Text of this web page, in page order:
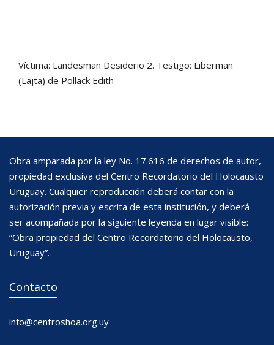
Víctima: Landesman Desiderio 2. Testigo: Liberman
(Lajta) de Pollack Edith
Obra amparada por la ley No. 17.616 de derechos de autor,
propiedad exclusiva del Centro Recordatorio del Holocausto
Uruguay. Cualquier reproducción deberá contar con la
autorización previa y escrita de esta institución, y deberá
ser acompañada por la siguiente leyenda en lugar visible:
“Obra propiedad del Centro Recordatorio del Holocausto,
Uruguay”.
Contacto
info@centroshoa.org.uy